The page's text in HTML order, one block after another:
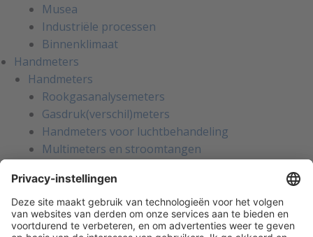
Musea
Industriële processen
Binnenklimaat
Handmeters
Handmeters
Rookgasanalysemeters
Gasdruk(verschil)meters
Handmeters voor luchtbehandeling
Multimeters en stroomtangen
Apparatentesters voor NEN-3140
Handmeters voor koeltechniek
Inregelinstrumenten voor water